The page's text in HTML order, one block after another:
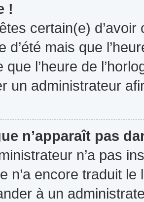
!
certain(e)
d’été mais que
que l’heure de
un administrateur
n’apparaît pas
n’a pas
n’a encore traduit
à un